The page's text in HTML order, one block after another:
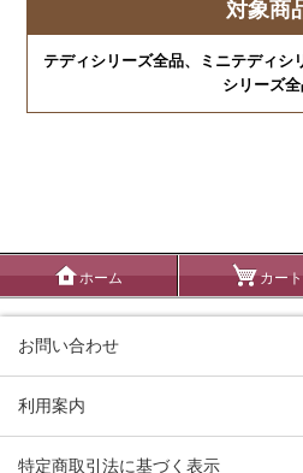
対象商
テディシリーズ全品、ミニテディシ
シリーズ
ホーム カート
お問い合わせ
利用案内
特定商取引法に基づく表示